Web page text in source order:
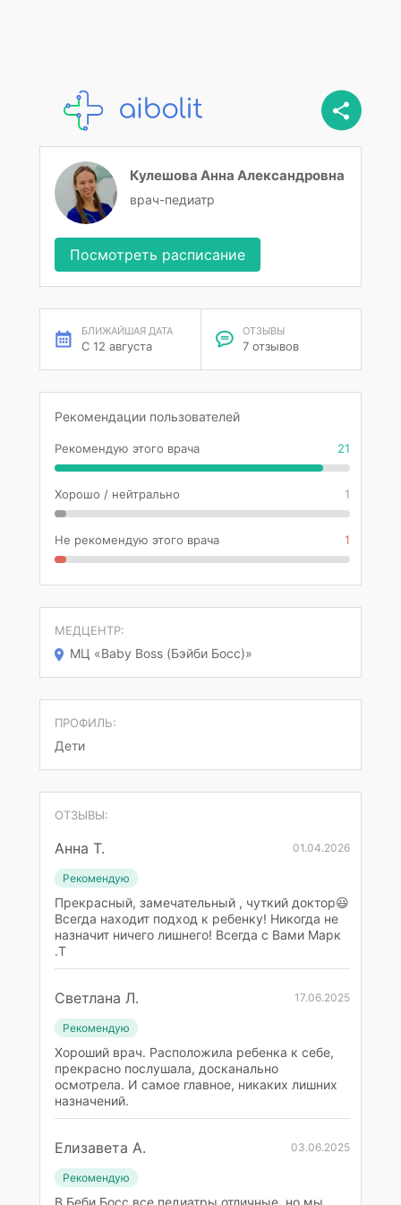
Кулешова Анна Александровна
врач-педиатр
Посмотреть расписание
БЛИЖАЙШАЯ ДАТА
С 12 августа
ОТЗЫВЫ
7 отзывов
Рекомендации пользователей
Рекомендую этого врача 21
Хорошо / нейтрально 1
Не рекомендую этого врача 1
МЕДЦЕНТР:
МЦ «Baby Boss (Бэйби Босс)»
ПРОФИЛЬ:
Дети
ОТЗЫВЫ:
Анна Т. 01.04.2026
Рекомендую
Прекрасный, замечательный , чуткий доктор😃
Всегда находит подход к ребенку! Никогда не
назначит ничего лишнего! Всегда с Вами Марк
.Т
Светлана Л. 17.06.2025
Рекомендую
Хороший врач. Расположила ребенка к себе,
прекрасно послушала, досканально
осмотрела. И самое главное, никаких лишних
назначений.
Елизавета А. 03.06.2025
Рекомендую
В Беби Босс все педиатры отличные, но мы